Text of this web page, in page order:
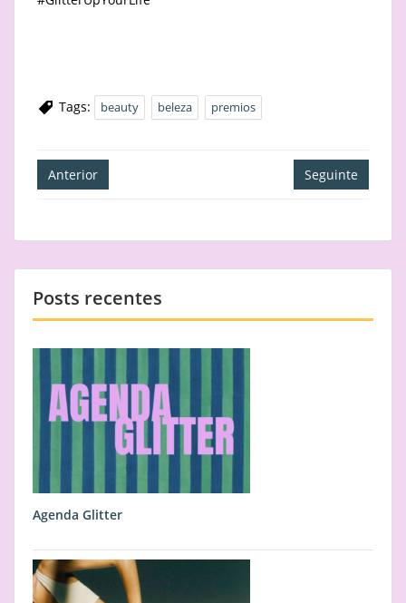
Tags: beauty beleza premios
Navegação
de
Anterior Seguinte
Posts recentes
Agenda Glitter